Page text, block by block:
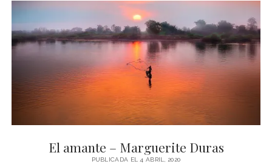
ROCA
El amante – Marguerite Duras
PUBLICADA EL 4 ABRIL, 2020